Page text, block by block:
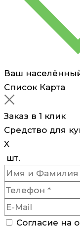
Ваш
Список Карта
Заказ в 1 клик
Средство для
X
шт.
Согласие на